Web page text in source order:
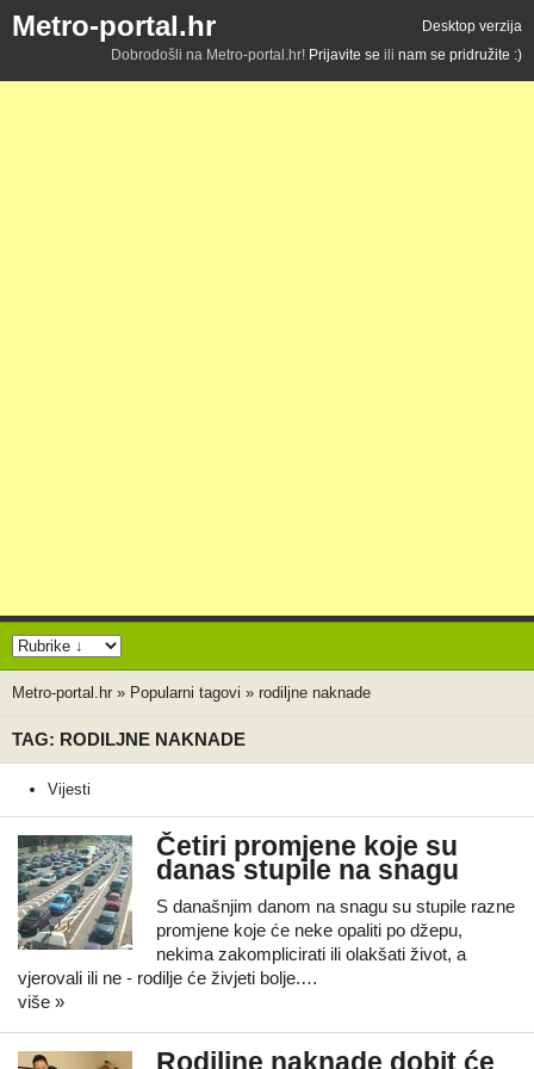
Metro-portal.hr
Desktop verzija
Dobrodošli na Metro-portal.hr! Prijavite se ili nam se pridružite :)
Metro-portal.hr » Popularni tagovi » rodiljne naknade
TAG: RODILJNE NAKNADE
Vijesti
Četiri promjene koje su
danas stupile na snagu
S današnjim danom na snagu su stupile razne
promjene koje će neke opaliti po džepu,
nekima zakomplicirati ili olakšati život, a
vjerovali ili ne - rodilje će živjeti bolje.…
više »
Rodiljne naknade dobit će